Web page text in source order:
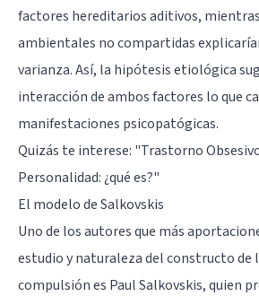
factores hereditarios aditivos,
ambientales no compartidas
varianza. Así, la hipótesis etiológica
interacción de ambos factores lo que
manifestaciones psicopatógicas.
Quizás te interese: "Trastorno
Personalidad: ¿qué es?"
El modelo de Salkovskis
Uno de los autores que más
estudio y naturaleza del constructo de
compulsión es Paul Salkovskis, quien